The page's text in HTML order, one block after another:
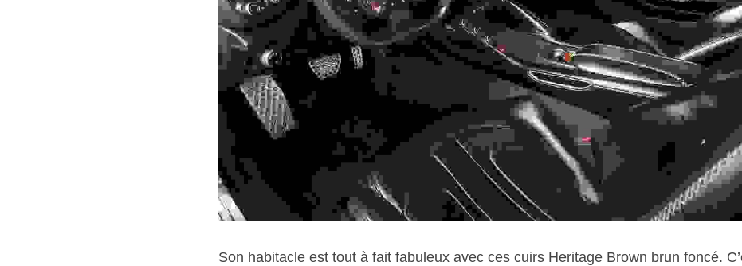
Son habitacle est tout à fait fabuleux avec ces cuirs Heritage Brown brun foncé.